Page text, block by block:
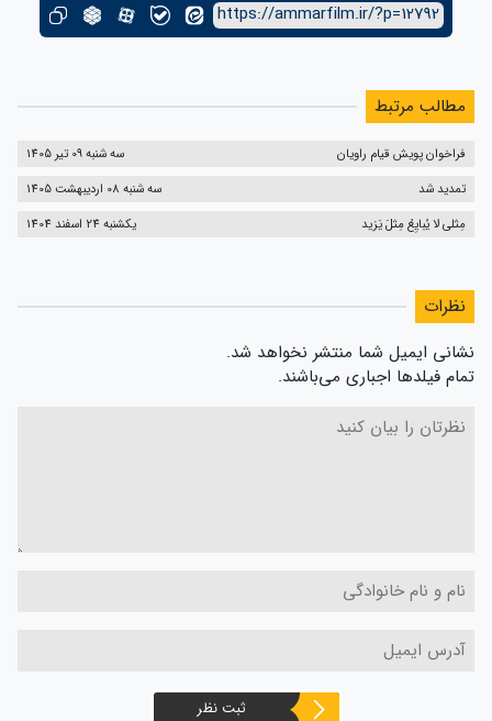
https://ammarfilm.ir/?p=12792
مطالب مرتبط
فراخوان پویش قیام راویان
سه شنبه 09 تیر 1405
تمدید شد
سه شنبه 08 اردیبهشت 1405
مِثلی لا یُبایِعُ مِثلَ یَزید
یکشنبه 24 اسفند 1404
نظرات
نشانی ایمیل شما منتشر نخواهد شد.
تمام فیلدها اجباری می‌باشند.
ثبت نظر